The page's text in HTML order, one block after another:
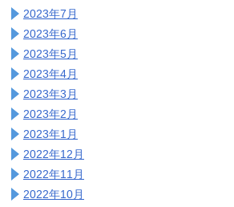
2023年7月
2023年6月
2023年5月
2023年4月
2023年3月
2023年2月
2023年1月
2022年12月
2022年11月
2022年10月